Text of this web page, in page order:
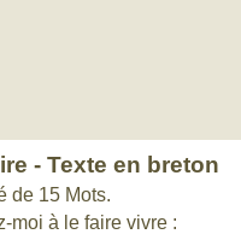
- Texte en breton
de 15 Mots.
moi à le faire vivre :